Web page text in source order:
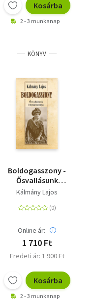
Kosárba
2 - 3 munkanap
KÖNYV
Boldogasszony -
Ősvallásunk
istenasszonya
Kálmány Lajos
Online ár:
1 710 Ft
Eredeti ár: 1 900 Ft
Kosárba
2 - 3 munkanap